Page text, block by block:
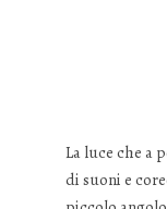
La luce che a
di suoni e